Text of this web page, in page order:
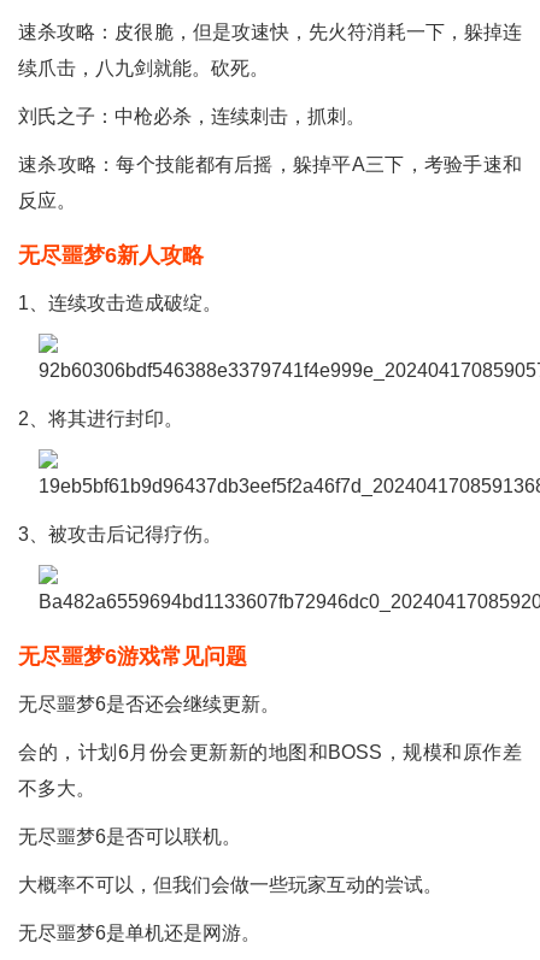
速杀攻略：皮很脆，但是攻速快，先火符消耗一下，躲掉连
续爪击，八九剑就能。砍死。
刘氏之子：中枪必杀，连续刺击，抓刺。
速杀攻略：每个技能都有后摇，躲掉平A三下，考验手速和
反应。
无尽噩梦6新人攻略
1、连续攻击造成破绽。
2、将其进行封印。
3、被攻击后记得疗伤。
无尽噩梦6游戏常见问题
无尽噩梦6是否还会继续更新。
会的，计划6月份会更新新的地图和BOSS，规模和原作差
不多大。
无尽噩梦6是否可以联机。
大概率不可以，但我们会做一些玩家互动的尝试。
无尽噩梦6是单机还是网游。